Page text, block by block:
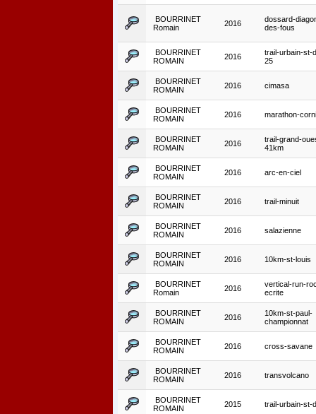
BOURRINET
Romain
2016
dossard-
des-fous
BOURRINET
ROMAIN
2016
trail-urbain-st-
25
BOURRINET
ROMAIN
2016 cimasa
BOURRINET
ROMAIN
2016 marathon-
BOURRINET
ROMAIN
2016
trail-grand-
41km
BOURRINET
ROMAIN
2016 arc-en-ciel
BOURRINET
ROMAIN
2016 trail-minuit
BOURRINET
ROMAIN
2016 salazienne
BOURRINET
ROMAIN
2016 10km-st-louis
BOURRINET
Romain
2016
vertical-run-
ecrite
BOURRINET
ROMAIN
2016
10km-st-paul-
championnat
BOURRINET
ROMAIN
2016 cross-savane
BOURRINET
ROMAIN
2016 transvolcano
BOURRINET
ROMAIN
2015 trail-urbain-st-